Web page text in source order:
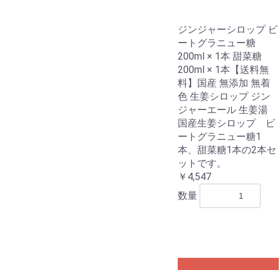
ジンジャーシロップ ビ
ートグラニュー糖
200ml × 1本 甜菜糖
200ml × 1本【送料無
料】国産 無添加 無着
色 生姜シロップ ジン
ジャーエール 生姜湯
国産生姜シロップ ビ
ートグラニュー糖1
本、甜菜糖1本の2本セ
ットです。
￥4,547
数量